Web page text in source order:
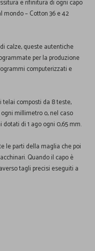
e rifinitura di ogni capo
– Cotton 36 e 42
calze, queste autentiche
per la produzione
computerizzati e
composti da 8 teste,
millimetro o, nel caso
di 1 ago ogni 0,65 mm.
le parti della maglia che poi
Quando il capo è
tagli precisi eseguiti a